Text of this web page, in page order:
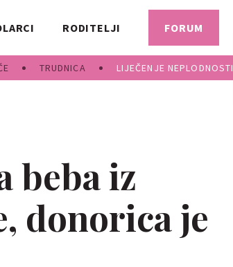
TRUDNICA LIJEČENJE NEPLODNOSTI
RODITELJI FORUM
beba iz
donorica je